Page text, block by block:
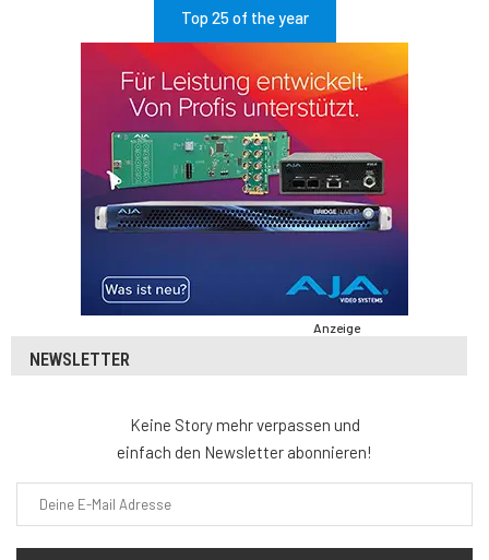
Top 25 of the year
Anzeige
NEWSLETTER
Keine Story mehr verpassen und
einfach den Newsletter abonnieren!